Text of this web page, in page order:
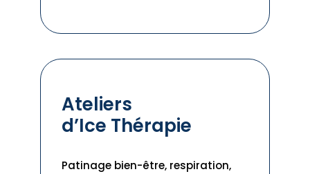
Ateliers
d’Ice Thérapie
Patinage bien-être, respiration,